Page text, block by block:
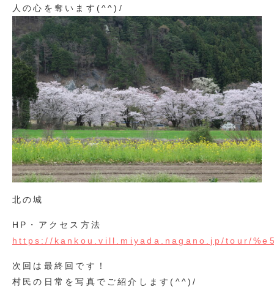
人の心を奪います(^^)/
北の城
HP・アクセス方法
https://kankou.vill.miyada.nagano.jp/tour/
次回は最終回です！
村民の日常を写真でご紹介します(^^)/